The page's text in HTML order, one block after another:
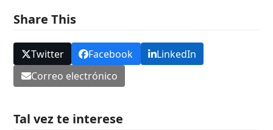
Share This
Twitter Facebook
LinkedIn
Correo electrónico
Tal vez te interese